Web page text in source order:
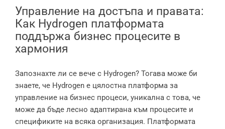
Управление на достъпа и правата:
Как Hydrogen платформата
поддържа бизнес процесите в
хармония
Запознахте ли се вече с Hydrogen? Тогава може би
знаете, че Hydrogen е цялостна платформа за
управление на бизнес процеси, уникална с това, че
може да бъде лесно адаптирана към процесите и
спецификите на всяка организация. Платформата